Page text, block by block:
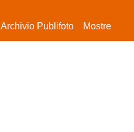
Archivio Publifoto Mostre